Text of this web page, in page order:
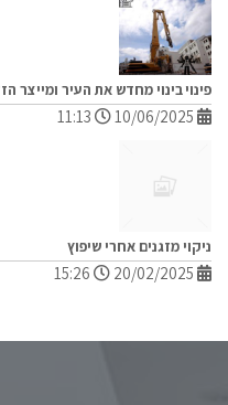
פינוי בינוי מחדש את העיר ומייצר
ניקוי מזגנים אחרי שיפוץ